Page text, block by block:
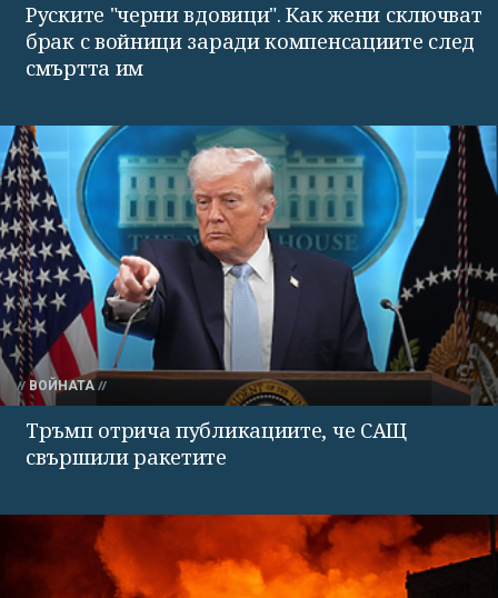
Руските "черни вдовици". Как жени сключват
брак с войници заради компенсациите след
смъртта им
ВОЙНАТА
Тръмп отрича публикациите, че САЩ
свършили ракетите